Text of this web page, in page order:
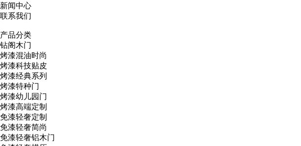
新闻中心
联系我们
产品分类
钻阁木门
烤漆混油时尚
烤漆科技贴皮
烤漆经典系列
烤漆特种门
烤漆幼儿园门
烤漆高端定制
免漆轻奢定制
免漆轻奢简尚
免漆轻奢铝木门